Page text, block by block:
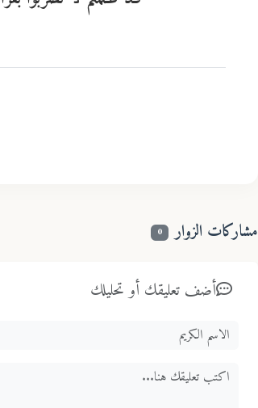
مشاركات الزوار 0
أضف تعليقك أو تحليلك